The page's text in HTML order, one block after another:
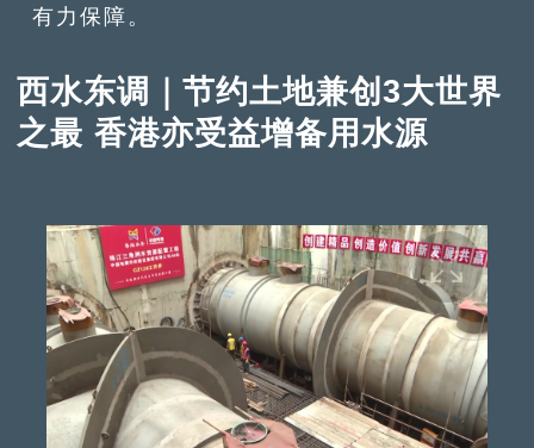
有力保障。
西水东调｜节约土地兼创3大世界
之最 香港亦受益增备用水源